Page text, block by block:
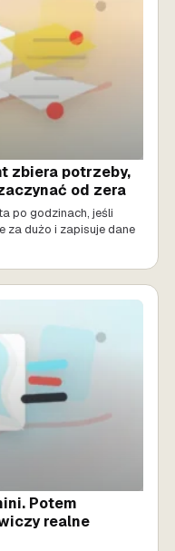
zbiera potrzeby,
od zera
po godzinach, jeśli
za dużo i zapisuje dane
Potem
realne